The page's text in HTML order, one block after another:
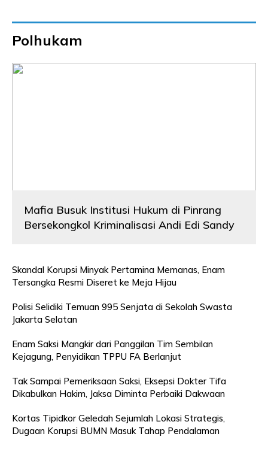
Polhukam
Mafia Busuk Institusi Hukum di Pinrang
Bersekongkol Kriminalisasi Andi Edi Sandy
Skandal Korupsi Minyak Pertamina Memanas, Enam
Tersangka Resmi Diseret ke Meja Hijau
Polisi Selidiki Temuan 995 Senjata di Sekolah Swasta
Jakarta Selatan
Enam Saksi Mangkir dari Panggilan Tim Sembilan
Kejagung, Penyidikan TPPU FA Berlanjut
Tak Sampai Pemeriksaan Saksi, Eksepsi Dokter Tifa
Dikabulkan Hakim, Jaksa Diminta Perbaiki Dakwaan
Kortas Tipidkor Geledah Sejumlah Lokasi Strategis,
Dugaan Korupsi BUMN Masuk Tahap Pendalaman